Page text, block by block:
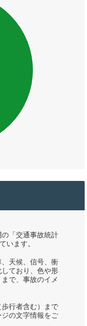
の「交通事故統計
います。
、天候、信号、衝
ており、色や形
で、事故のイメ
歩行者含む）まで
の文字情報をご